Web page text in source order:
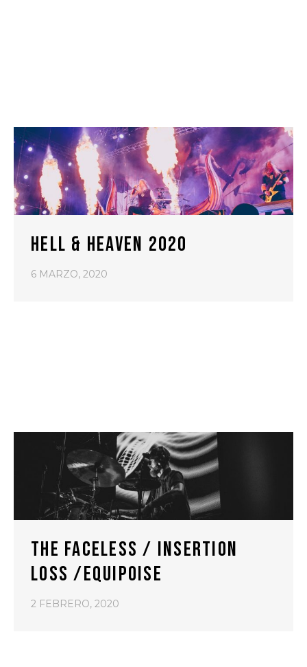
HELL & HEAVEN 2020
6 MARZO, 2020
THE FACELESS / INSERTION
LOSS /EQUIPOISE
2 FEBRERO, 2020